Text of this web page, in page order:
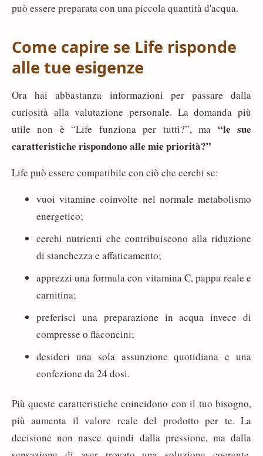
può essere preparata con una piccola quantità d'acqua.
Come capire se Life risponde
alle tue esigenze
Ora hai abbastanza informazioni per passare dalla
curiosità alla valutazione personale. La domanda più
utile non è “Life funziona per tutti?”, ma “le sue
caratteristiche rispondono alle mie priorità?”
Life può essere compatibile con ciò che cerchi se:
vuoi vitamine coinvolte nel normale metabolismo
energetico;
cerchi nutrienti che contribuiscono alla riduzione
di stanchezza e affaticamento;
apprezzi una formula con vitamina C, pappa reale e
carnitina;
preferisci una preparazione in acqua invece di
compresse o flaconcini;
desideri una sola assunzione quotidiana e una
confezione da 24 dosi.
Più queste caratteristiche coincidono con il tuo bisogno,
più aumenta il valore reale del prodotto per te. La
decisione non nasce quindi dalla pressione, ma dalla